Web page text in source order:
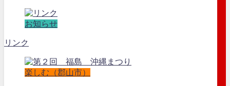
お知らせ
リンク
楽しむ（郡山市）